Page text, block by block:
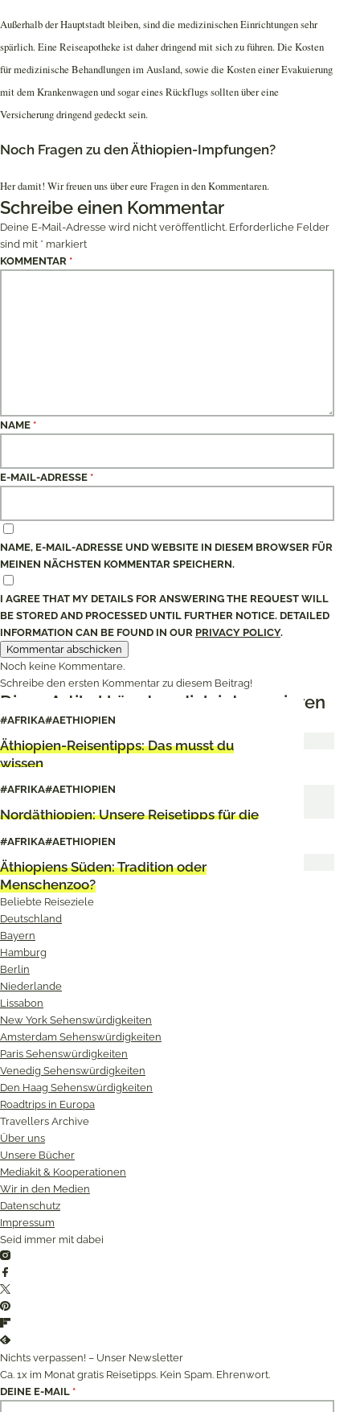
Außerhalb der Hauptstadt bleiben, sind die medizinischen Einrichtungen sehr
spärlich. Eine Reiseapotheke ist daher dringend mit sich zu führen. Die Kosten
für medizinische Behandlungen im Ausland, sowie die Kosten einer Evakuierung
mit dem Krankenwagen und sogar eines Rückflugs sollten über eine
Versicherung dringend gedeckt sein.
Noch Fragen zu den Äthiopien-Impfungen?
Her damit! Wir freuen uns über eure Fragen in den Kommentaren.
Schreibe einen Kommentar
Deine E-Mail-Adresse wird nicht veröffentlicht. Erforderliche Felder
sind mit * markiert
KOMMENTAR *
NAME *
E-MAIL-ADRESSE *
NAME, E-MAIL-ADRESSE UND WEBSITE IN DIESEM BROWSER FÜR
MEINEN NÄCHSTEN KOMMENTAR SPEICHERN.
I AGREE THAT MY DETAILS FOR ANSWERING THE REQUEST WILL
BE STORED AND PROCESSED UNTIL FURTHER NOTICE. DETAILED
INFORMATION CAN BE FOUND IN OUR PRIVACY POLICY.
Noch keine Kommentare.
Schreibe den ersten Kommentar zu diesem Beitrag!
Diese Artikel könnten dich interessieren
#AFRIKA#AETHIOPIEN
Äthiopien-Reisentipps: Das musst du
wissen
#AFRIKA#AETHIOPIEN
Nordäthiopien: Unsere Reisetipps für die
#AFRIKA#AETHIOPIEN
Äthiopiens Süden: Tradition oder
Menschenzoo?
Beliebte Reiseziele
Deutschland
Bayern
Hamburg
Berlin
Niederlande
Lissabon
New York Sehenswürdigkeiten
Amsterdam Sehenswürdigkeiten
Paris Sehenswürdigkeiten
Venedig Sehenswürdigkeiten
Den Haag Sehenswürdigkeiten
Roadtrips in Europa
Travellers Archive
Über uns
Unsere Bücher
Mediakit & Kooperationen
Wir in den Medien
Datenschutz
Impressum
Seid immer mit dabei
Instagram
Twitter
Pinterest
Flipboard
Feedly
Nichts verpassen! – Unser Newsletter
Ca. 1x im Monat gratis Reisetipps. Kein Spam. Ehrenwort.
DEINE E-MAIL *